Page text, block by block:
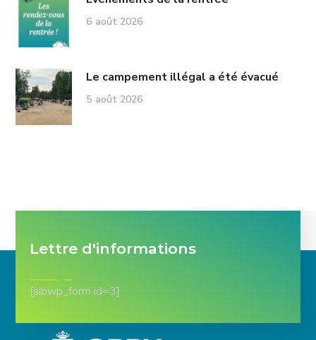
6 août 2026
Le campement illégal a été évacué
5 août 2026
Lettre d'informations
[sibwp_form id=3]